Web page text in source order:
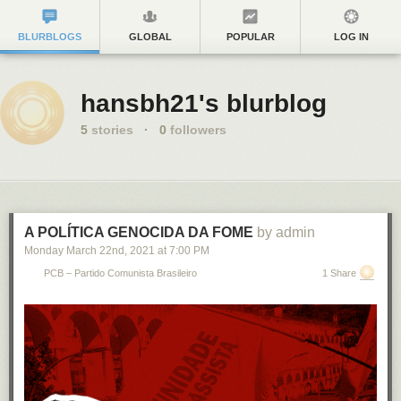
BLURBLOGS GLOBAL POPULAR LOG IN
hansbh21's blurblog
5 stories · 0 followers
A POLÍTICA GENOCIDA DA FOME by admin
Monday March 22nd , 2021 at 7:00 PM
PCB – Partido Comunista Brasileiro 1 Share